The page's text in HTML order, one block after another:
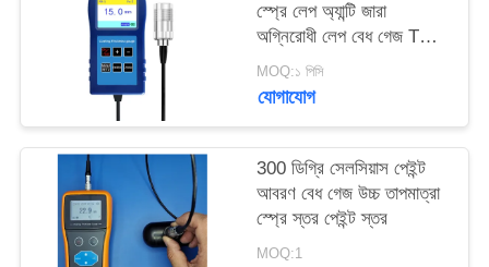
PRIVACY
POLICY
স্প্রে লেপ অ্যান্টি জারা
অগ্নিরোধী লেপ বেধ গেজ TG-
6008
MOQ:১ পিসি
যোগাযোগ
300 ডিগ্রি সেলসিয়াস পেইন্ট
আবরণ বেধ গেজ উচ্চ তাপমাত্রা
স্প্রে স্তর পেইন্ট স্তর
MOQ:1